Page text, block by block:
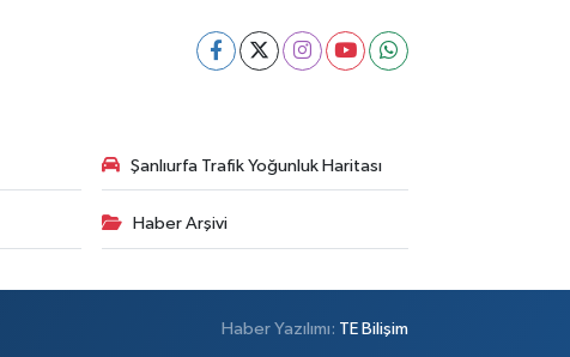
Şanlıurfa Trafik Yoğunluk Haritası
Haber Arşivi
Haber Yazılımı: TE Bilişim